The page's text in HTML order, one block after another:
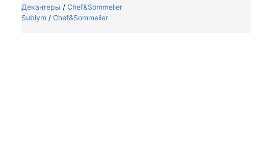
Декантеры / Chef&Sommelier
Sublym / Chef&Sommelier